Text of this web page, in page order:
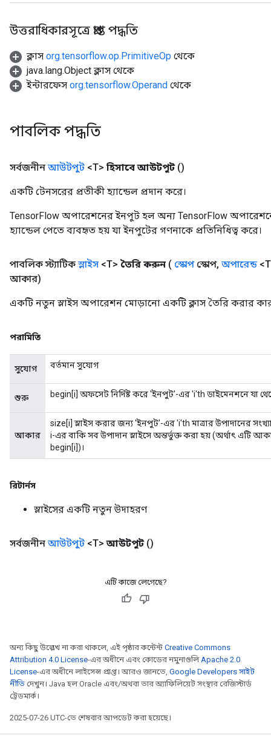
উত্তরাধিকারসূত্রে প্রাপ্ত পদ্ধতি
ক্লাস org.tensorflow.op.PrimitiveOp থেকে
java.lang.Object ক্লাস থেকে
ইন্টারফেস org.tensorflow.Operand থেকে
পাবলিক পদ্ধতি
সর্বজনীন আউটপুট <T> হিসাবে আউটপুট ()
একটি টেনসরের প্রতীকী হ্যান্ডেল প্রদান করে।
TensorFlow অপারেশনের ইনপুট হল অন্য TensorFlow
হ্যান্ডেল পেতে ব্যবহৃত হয় যা ইনপুটের গণনাকে প্রতিনিধিত্ব করে।
পাবলিক স্ট্যাটিক স্লাইস <T> তৈরি করুন ( স্কোপস্কোপ, অপারেন্ড
আকার)
একটি নতুন স্লাইস অপারেশন মোড়ানো একটি ক্লাস তৈরি করার
পরামিতি
সুযোগ বর্তমান সুযোগ
শুরু begin[i] অফসেট নির্দিষ্ট করে 'ইনপুট'-এর 'i'th ডাইমেনশনে যা
আকার
size[i] স্লাইস করার জন্য 'ইনপুট'-এর 'i'th মাত্রার উপাদানের
i-এর বাকি সব উপাদান স্লাইসে অন্তর্ভুক্ত করা হয় (অর্থাৎ এটি
begin[i])।
রিটার্নস
স্লাইসের একটি নতুন উদাহরণ
সর্বজনীন আউটপুট <T> আউটপুট ()
এটি কাজে লেগেছে?
অন্য কিছু উল্লেখ না করা থাকলে, এই পৃষ্ঠার কন্টেন্ট Creative Commons
Attribution 4.0 License-এর অধীনে এবং কোডের নমুনাগুলিApache 2.0
License-এর অধীনে লাইসেন্স প্রাপ্ত। আরও জানতে, Google Developers সাইট
নীতি দেখুন। Java হল Oracle এবং/অথবা তার অ্যাফিলিয়েট সংস্থার রেজিস্টার্ড
ট্রেডমার্ক।
2025-07-26 UTC-তে শেষবার আপডেট করা হয়েছে।